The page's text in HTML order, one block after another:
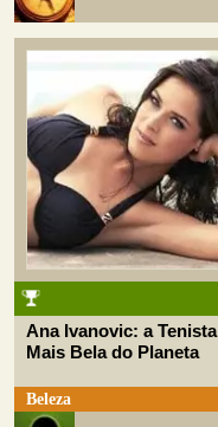
Ana Ivanovic: a Tenista
Mais Bela do Planeta
Beleza